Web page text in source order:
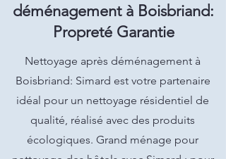
déménagement à Boisbriand:
Propreté Garantie
Nettoyage après déménagement à
Boisbriand: Simard est votre partenaire
idéal pour un nettoyage résidentiel de
qualité, réalisé avec des produits
écologiques. Grand ménage pour